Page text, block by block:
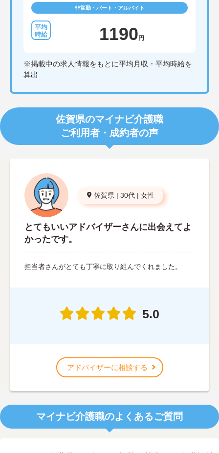
非常勤・パート・アルバイト
1190 円
※掲載中の求人情報をもとに平均月収・平均時給を
算出
佐賀県のマイナビ介護職
ご利用者・成約者の声
佐賀県 | 30代 | 女性
とてもいいアドバイザーさんに出会えてよ
かったです。
担当者さんがとても丁寧に取り組んでくれました。
5.0
アドバイザーに相談する
マイナビ介護職のよくあるご質問